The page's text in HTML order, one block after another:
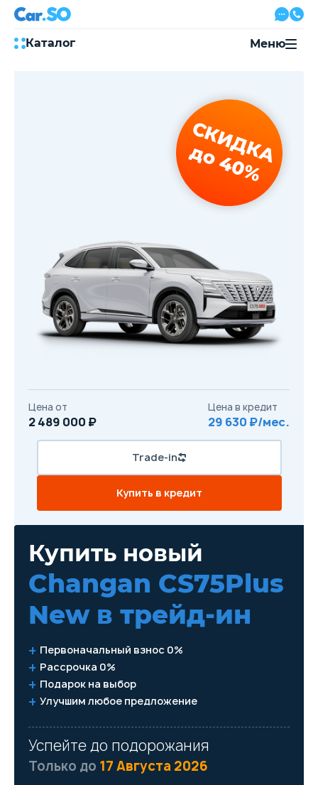
Каталог
с 08:00 по 20:00, без выходных
Привольная улица, 2, к5
Перезвоните мне
Меню
Купить новый
Changan CS75Plus
Newв трейд-ин
Первоначальный взнос 0%
Рассрочка 0%
Подарок на выбор
Улучшим любое предложение
Успейте до подорожания
Только до 17 Августа 2026
СКИДКА
до 40%
Цена от
2 489 000 ₽
Цена в кредит
29 630 ₽/мес.
Trade-in
Купить в кредит